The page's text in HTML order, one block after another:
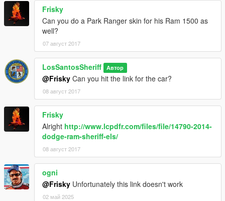
Frisky
Can you do a Park Ranger skin for his Ram 1500 as
well?
07 август 2017
LosSantosSheriff Автор
@Frisky Can you hit the link for the car?
08 август 2017
Frisky
Alright http://www.lcpdfr.com/files/file/14790-2014-
dodge-ram-sheriff-els/
08 август 2017
ogni
@Frisky Unfortunately this link doesn't work
02 май 2025